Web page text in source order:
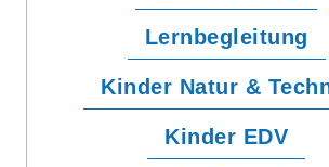
Lernbegleitung
Kinder Natur &
Kinder EDV